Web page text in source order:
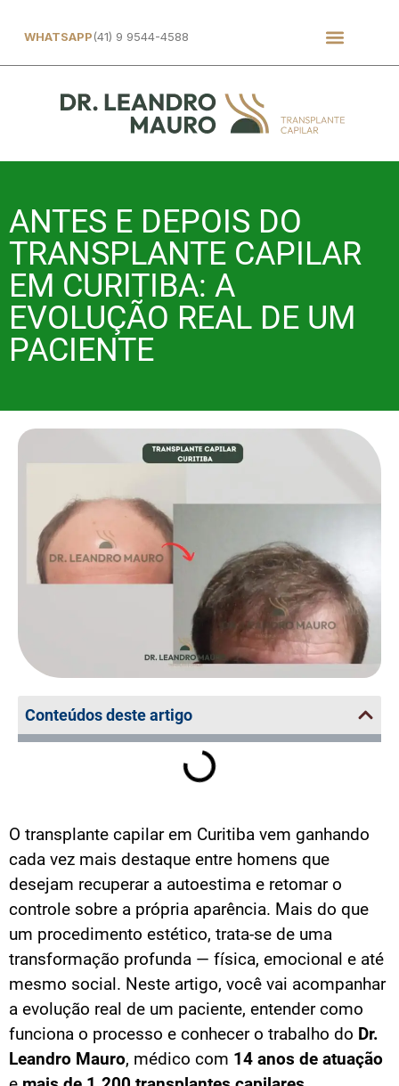
WHATSAPP(41) 9 9544-4588
ANTES E DEPOIS DO
TRANSPLANTE CAPILAR
EM CURITIBA: A
EVOLUÇÃO REAL DE UM
PACIENTE
Conteúdos deste artigo
O transplante capilar em Curitiba vem ganhando
cada vez mais destaque entre homens que
desejam recuperar a autoestima e retomar o
controle sobre a própria aparência. Mais do que
um procedimento estético, trata-se de uma
transformação profunda — física, emocional e até
mesmo social. Neste artigo, você vai acompanhar
a evolução real de um paciente, entender como
funciona o processo e conhecer o trabalho do Dr.
Leandro Mauro, médico com 14 anos de atuação